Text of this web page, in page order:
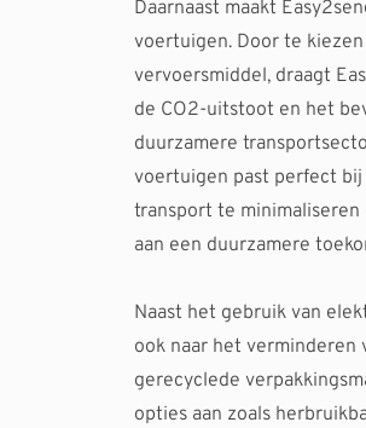
Daarnaast maakt
voertuigen. Door te
vervoersmiddel, draagt
de CO2-uitstoot en het
duurzamere
voertuigen past perfect
transport te
aan een duurzamere
Naast het gebruik van
ook naar het verminderen
gerecyclede
opties aan zoals